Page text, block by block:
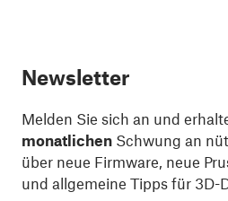
Newsletter
Melden Sie sich an und
monatlichen Schwung an
über neue Firmware, neue
und allgemeine Tipps für 3D-